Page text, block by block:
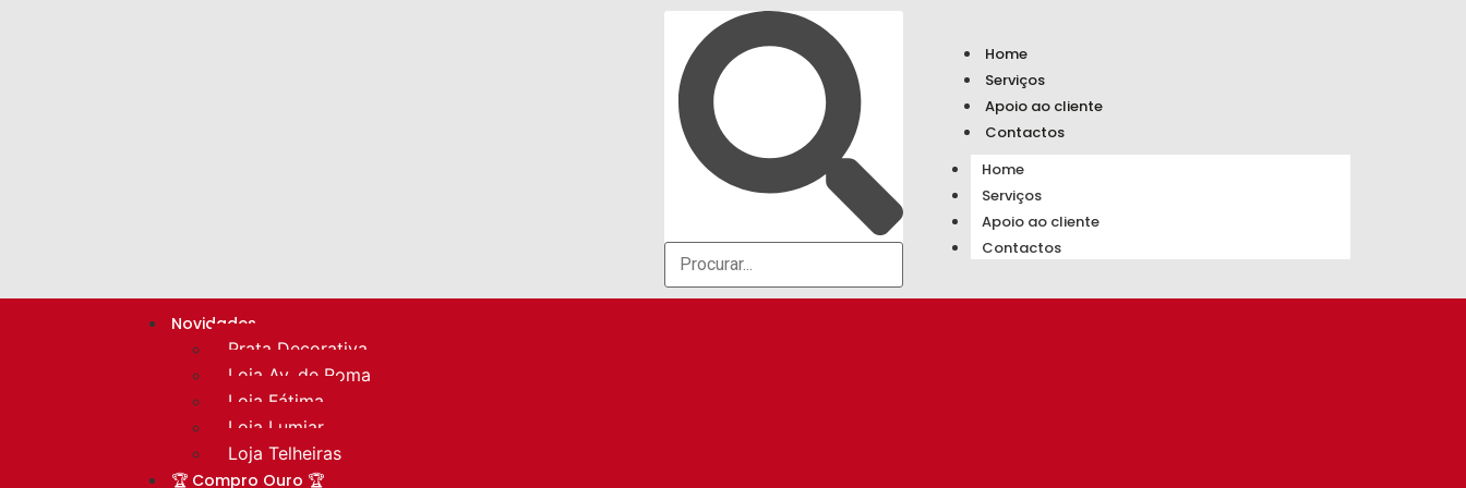
Home
Serviços
Apoio ao cliente
Contactos
Home
Serviços
Apoio ao cliente
Contactos
Novidades
Prata Decorativa
Loja Av. de Roma
Loja Fátima
Loja Lumiar
Loja Telheiras
🏆 Compro Ouro 🏆